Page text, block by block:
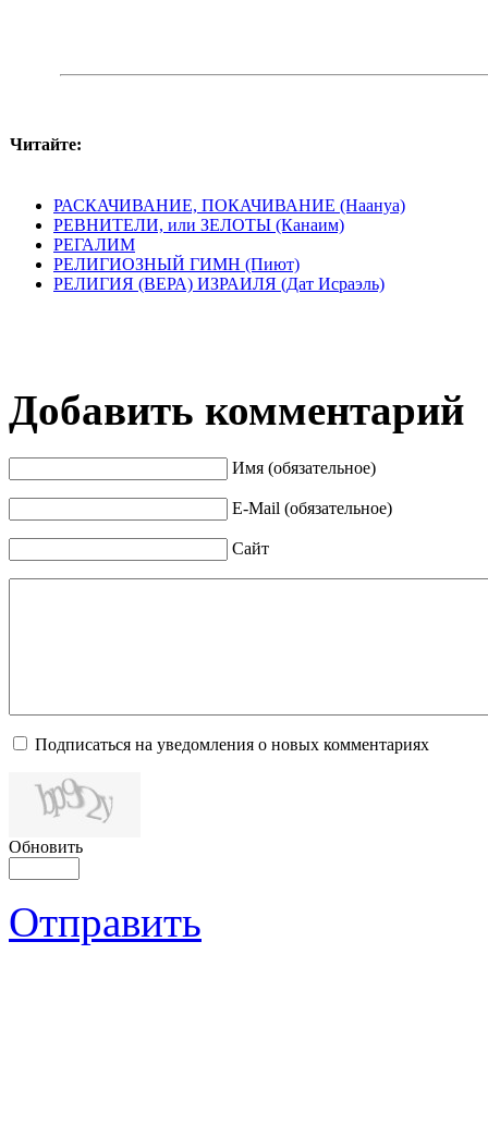
Читайте:
РАСКАЧИВАНИЕ, ПОКАЧИВАНИЕ (Наануа)
РЕВНИТЕЛИ, или ЗЕЛОТЫ (Канаим)
РЕГАЛИМ
РЕЛИГИОЗНЫЙ ГИМН (Пиют)
РЕЛИГИЯ (ВЕРА) ИЗРАИЛЯ (Дат Исраэль)
Добавить комментарий
Имя (обязательное)
E-Mail (обязательное)
Сайт
Подписаться на уведомления о новых комментариях
Обновить
Отправить